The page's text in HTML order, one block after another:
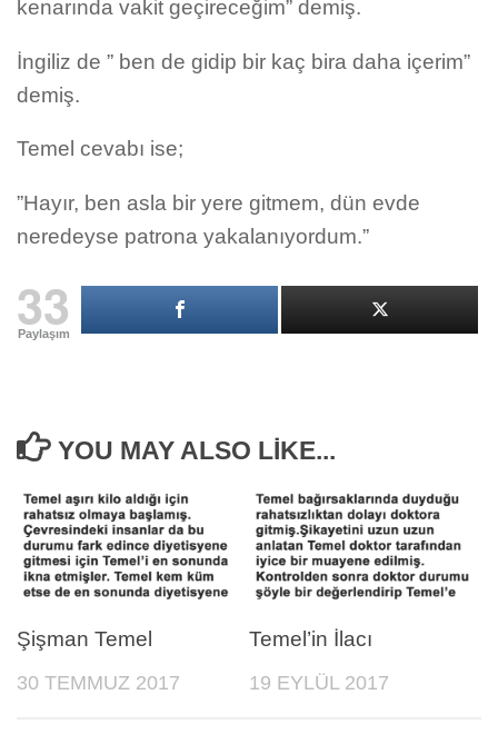
kenarında vakit geçireceğim” demiş.
İngiliz de ” ben de gidip bir kaç bira daha içerim”
demiş.
Temel cevabı ise;
”Hayır, ben asla bir yere gitmem, dün evde
neredeyse patrona yakalanıyordum.”
33
Paylaşım
YOU MAY ALSO LIKE...
Şişman Temel
30 TEMMUZ 2017
Temel’in İlacı
19 EYLÜL 2017